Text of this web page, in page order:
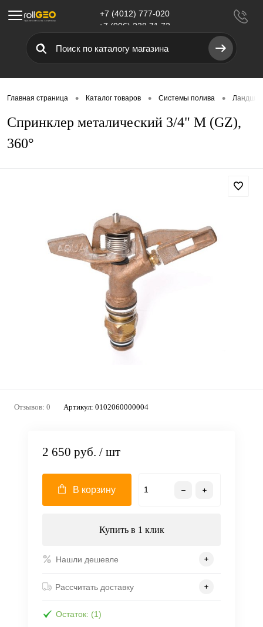
Меню
+7 (4012) 777-020
+7 (906) 238 71 72
Главная страница • Каталог товаров • Системы полива •
Спринклер металический 3/4" M (GZ),
360°
Отзывов: 0 Артикул: 0102060000004
2 650 руб. / шт
В корзину
Купить в 1 клик
Нашли дешевле
Рассчитать доставку
Остаток: (1)